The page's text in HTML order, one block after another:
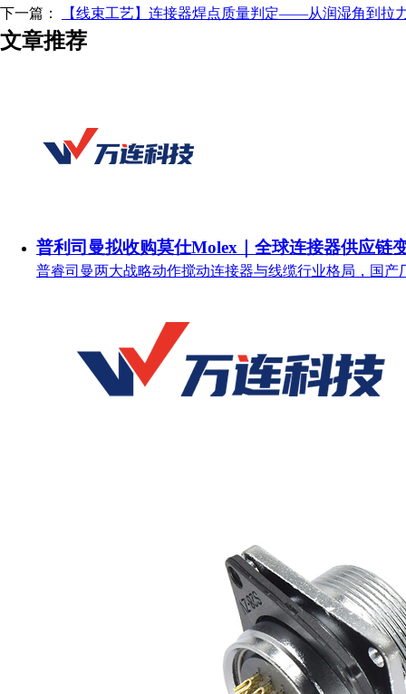
下一篇：
【线束工艺】连接器焊点质量判定——从润湿角到拉
文章推荐
普利司曼拟收购莫仕Molex｜全球连接器供应链
普睿司曼两大战略动作搅动连接器与线缆行业格局，国